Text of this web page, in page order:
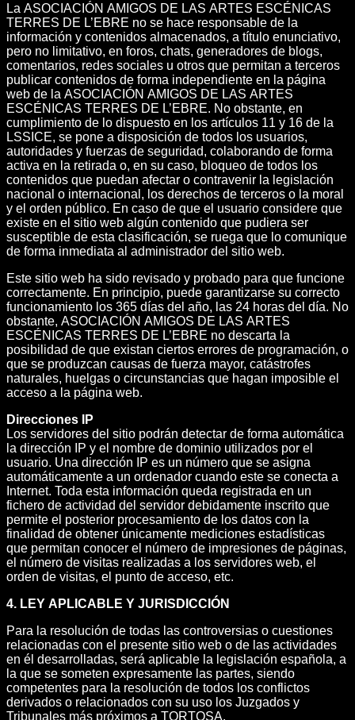
La ASOCIACIÓN AMIGOS DE LAS ARTES ESCÉNICAS
TERRES DE L’EBRE no se hace responsable de la
información y contenidos almacenados, a título enunciativo,
pero no limitativo, en foros, chats, generadores de blogs,
comentarios, redes sociales u otros que permitan a terceros
publicar contenidos de forma independiente en la página
web de la ASOCIACIÓN AMIGOS DE LAS ARTES
ESCÉNICAS TERRES DE L’EBRE. No obstante, en
cumplimiento de lo dispuesto en los artículos 11 y 16 de la
LSSICE, se pone a disposición de todos los usuarios,
autoridades y fuerzas de seguridad, colaborando de forma
activa en la retirada o, en su caso, bloqueo de todos los
contenidos que puedan afectar o contravenir la legislación
nacional o internacional, los derechos de terceros o la moral
y el orden público. En caso de que el usuario considere que
existe en el sitio web algún contenido que pudiera ser
susceptible de esta clasificación, se ruega que lo comunique
de forma inmediata al administrador del sitio web.
Este sitio web ha sido revisado y probado para que funcione
correctamente. En principio, puede garantizarse su correcto
funcionamiento los 365 días del año, las 24 horas del día. No
obstante, ASOCIACIÓN AMIGOS DE LAS ARTES
ESCÉNICAS TERRES DE L’EBRE no descarta la
posibilidad de que existan ciertos errores de programación, o
que se produzcan causas de fuerza mayor, catástrofes
naturales, huelgas o circunstancias que hagan imposible el
acceso a la página web.
Direcciones IP
Los servidores del sitio podrán detectar de forma automática
la dirección IP y el nombre de dominio utilizados por el
usuario. Una dirección IP es un número que se asigna
automáticamente a un ordenador cuando este se conecta a
Internet. Toda esta información queda registrada en un
fichero de actividad del servidor debidamente inscrito que
permite el posterior procesamiento de los datos con la
finalidad de obtener únicamente mediciones estadísticas
que permitan conocer el número de impresiones de páginas,
el número de visitas realizadas a los servidores web, el
orden de visitas, el punto de acceso, etc.
4. LEY APLICABLE Y JURISDICCIÓN
Para la resolución de todas las controversias o cuestiones
relacionadas con el presente sitio web o de las actividades
en él desarrolladas, será aplicable la legislación española, a
la que se someten expresamente las partes, siendo
competentes para la resolución de todos los conflictos
derivados o relacionados con su uso los Juzgados y
Tribunales más próximos a TORTOSA.